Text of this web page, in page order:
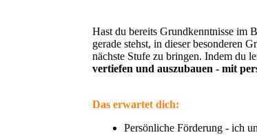
Hast du bereits Grundkenntnisse im
gerade stehst, in dieser besonderen
nächste Stufe zu bringen. Indem du
vertiefen und auszubauen - mit
Das erwartet dich:
Persönliche Förderung - ich